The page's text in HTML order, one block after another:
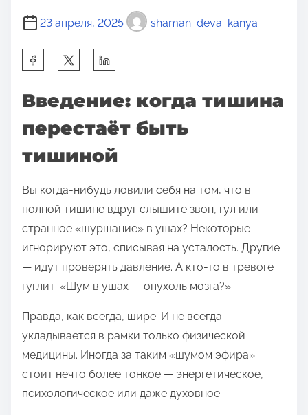
23 апреля, 2025 shaman_deva_kanya
д
л
и
ь
с
я
э
т
о
а
Введение: когда тишина
перестаёт быть
тишиной
Вы когда-нибудь ловили себя на том, что в
полной тишине вдруг слышите звон, гул или
странное «шуршание» в ушах? Некоторые
игнорируют это, списывая на усталость. Другие
— идут проверять давление. А кто-то в тревоге
гуглит: «Шум в ушах — опухоль мозга?»
Правда, как всегда, шире. И не всегда
укладывается в рамки только физической
медицины. Иногда за таким «шумом эфира»
стоит нечто более тонкое — энергетическое,
психологическое или даже духовное.